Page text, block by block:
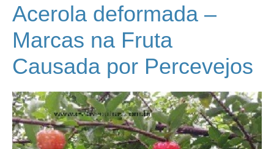
Acerola deformada –
Marcas na Fruta
Causada por Percevejos